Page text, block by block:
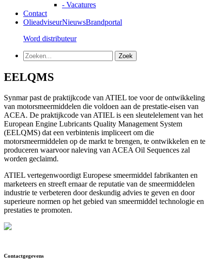
- Vacatures
Contact
OlieadviseurNieuwsBrandportal
Word distributeur
EELQMS
Synmar past de praktijkcode van ATIEL toe voor de ontwikkeling
van motorsmeermiddelen die voldoen aan de prestatie-eisen van
ACEA. De praktijkcode van ATIEL is een sleutelelement van het
European Engine Lubricants Quality Management System
(EELQMS) dat een verbintenis impliceert om die
motorsmeermiddelen op de markt te brengen, te ontwikkelen en te
produceren waarvoor naleving van ACEA Oil Sequences zal
worden geclaimd.
ATIEL vertegenwoordigt Europese smeermiddel fabrikanten en
marketeers en streeft ernaar de reputatie van de smeermiddelen
industrie te verbeteren door deskundig advies te geven en door
superieure normen op het gebied van smeermiddel technologie en
prestaties te promoten.
Contactgegevens